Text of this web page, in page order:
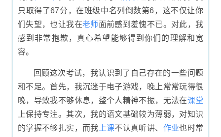
只取得了67分，在班级中名列倒数第6，这不仅让你
们失望，也让我在老师面前感到羞愧不已。对此，我
感到非常抱歉，真心希望能够得到你们的理解和宽
容。
回顾这次考试，我认识到了自己存在的一些问题
和不足。首先，我沉迷于电子游戏，晚上常常玩得很
晚，导致我不够休息，整个人精神不振，无法在课堂
上保持专注。其次，我的语文基础较为薄弱，对知识
的掌握不够扎实，而我 上课不认真听讲、 作业也时常